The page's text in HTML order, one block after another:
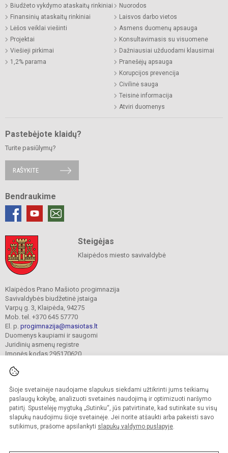
Šioje svetainėje naudojame slapukus siekdami užtikrinti jums teikiamų
paslaugų kokybę, analizuoti svetainės naudojimą ir optimizuoti naršymo
patirtį. Spustelėję mygtuką „Sutinku“, jūs patvirtinate, kad sutinkate su visų
slapukų naudojimu šioje svetainėje. Jei norite atšaukti arba pakeisti savo
sutikimus, prašome apsilankyti slapukų valdymo puslapyje.
Biudžeto vykdymo ataskaitų rinkiniai
Finansinių ataskaitų rinkiniai
Lėšos veiklai viešinti
Projektai
Viešieji pirkimai
1,2% parama
Nuorodos
Laisvos darbo vietos
Asmens duomenų apsauga
Konsultavimasis su visuomene
Dažniausiai užduodami klausimai
Pranešėjų apsauga
Korupcijos prevencija
Civilinė sauga
Teisinė informacija
Atviri duomenys
Pastebėjote klaidų?
Turite pasiūlymų?
RAŠYKITE
Bendraukime
Steigėjas
Klaipėdos miesto savivaldybė
Klaipėdos Prano Mašioto progimnazija
Savivaldybės biudžetinė įstaiga
Varpų g. 3, Klaipėda, 94275
Mob. tel. +370 645 57770
El. p. progimnazija@masiotas.lt
Duomenys kaupiami ir saugomi
Juridinių asmenų registre
Įmonės kodas 295170620
© 2022. Klaipėdos Prano Mašioto progimnazija. Visos teisės saugomos.
Kopijuoti turinį be raštiško įstaigos administracijos sutikimo griežtai draudžiama.
Prieinamumo paraiška Slapukų valdymas
Sumanus būdas atnaujinti